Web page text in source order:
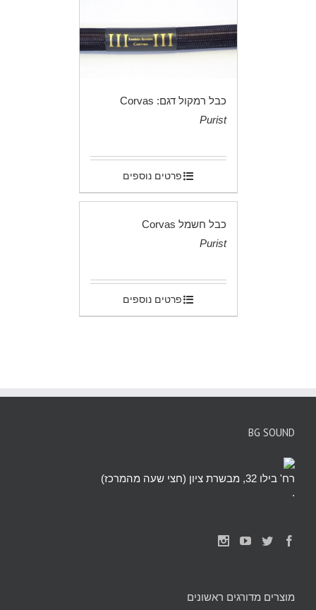
כבל רמקול דגם: Corvas
Purist
פרטים נוספים
כבל חשמל Corvas
Purist
פרטים נוספים
BG SOUND
רח' בילו 32, מבשרת ציון (חצי שעה מהמרכז)
.
מוצרים מדורגים ראשונים